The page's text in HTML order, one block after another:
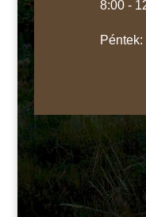
8:00 -
Péntek: